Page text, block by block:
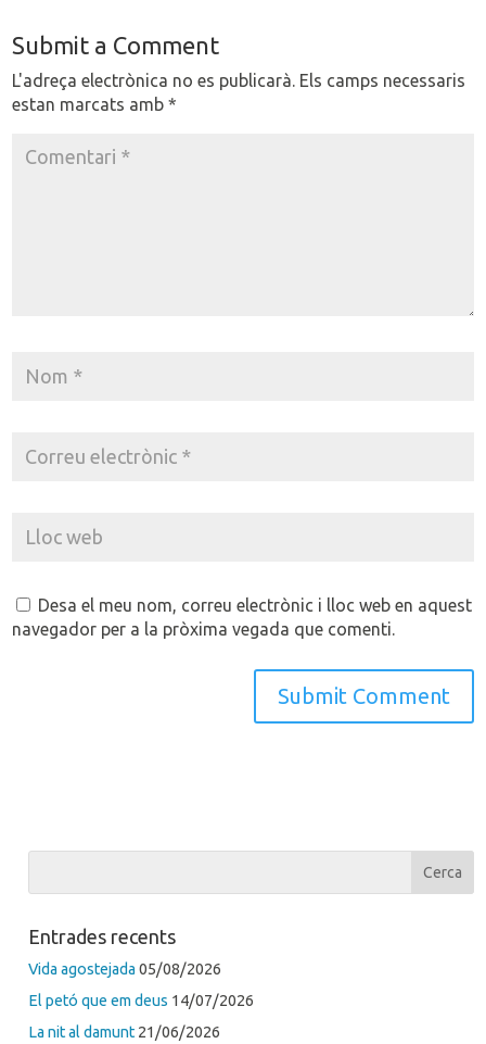
Submit a Comment
L'adreça electrònica no es publicarà. Els camps necessaris
estan marcats amb*
Desa el meu nom, correu electrònic i lloc web en aquest
navegador per a la pròxima vegada que comenti.
Entrades recents
Vida agostejada 05/08/2026
El petó que em deus 14/07/2026
La nit al damunt 21/06/2026